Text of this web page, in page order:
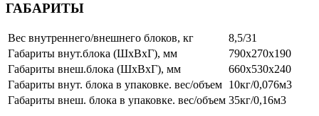
ГАБАРИТЫ
Вес внутреннего/внешнего блоков, кг
8,5/31
Габариты внут.блока (ШхВхГ), мм
790х270х190
Габариты внеш.блока (ШхВхГ), мм
660х530х240
Габариты внут. блока в упаковке. вес/объем 10кг/0,076м3
Габариты внеш. блока в упаковке. вес/объем 35кг/0,16м3